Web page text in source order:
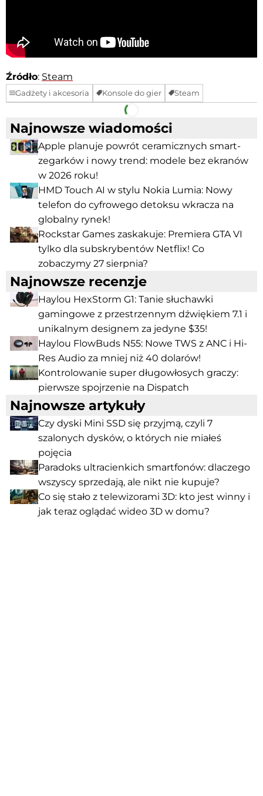
Źródło: Steam
Gadżety i akcesoria Konsole do gier Steam
Facebook Telegram
Najnowsze wiadomości
Apple planuje powrót ceramicznych smart-
zegarków i nowy trend: modele bez ekranów
w 2026 roku!
HMD Touch AI w stylu Nokia Lumia: Nowy
telefon do cyfrowego detoksu wkracza na
globalny rynek!
Rockstar Games zaskakuje: Premiera GTA VI
tylko dla subskrybentów Netflix! Co
zobaczymy 27 sierpnia?
Najnowsze recenzje
Haylou HexStorm G1: Tanie słuchawki
gamingowe z przestrzennym dźwiękiem 7.1 i
unikalnym designem za jedyne $35!
Haylou FlowBuds N55: Nowe TWS z ANC i Hi-
Res Audio za mniej niż 40 dolarów!
Kontrolowanie super długowłosych graczy:
pierwsze spojrzenie na Dispatch
Najnowsze artykuły
Czy dyski Mini SSD się przyjmą, czyli 7
szalonych dysków, o których nie miałeś
pojęcia
Paradoks ultracienkich smartfonów: dlaczego
wszyscy sprzedają, ale nikt nie kupuje?
Co się stało z telewizorami 3D: kto jest winny i
jak teraz oglądać wideo 3D w domu?